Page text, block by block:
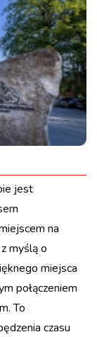
jest
na
myślą o
miejsca
połączeniem
To
czasu